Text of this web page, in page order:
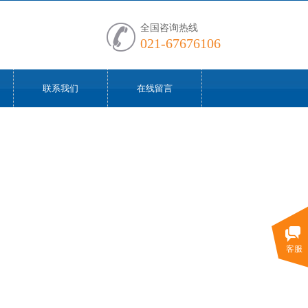
全国咨询热线
021-67676106
联系我们 在线留言
客服